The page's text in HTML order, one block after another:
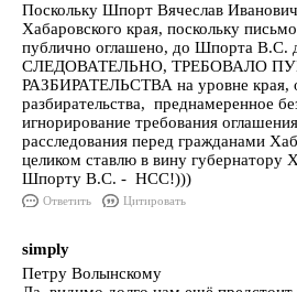
Поскольку Шпорт Вячеслав
Хабаровского края, поскольку
публично оглашено, до Шпорта В.С.
СЛЕДОВАТЕЛЬНО, ТРЕБОВАЛО
РАЗБИРАТЕЛЬСТВА на уровне края,
разбирательства, преднамеренное
игнорирование требования
расследования перед гражданами
целиком ставлю в вину губернатору
Шпорту В.С. - НСС!)))
Ответить Цитировать
simply
Петру Волынскому